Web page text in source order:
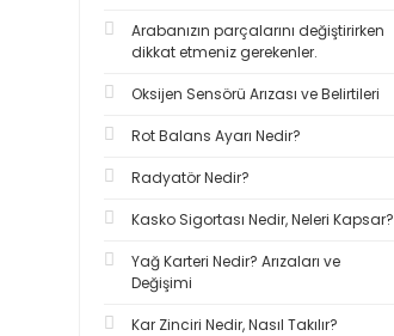
Arabanızın parçalarını değiştirirken
dikkat etmeniz gerekenler.
Oksijen Sensörü Arızası ve Belirtileri
Rot Balans Ayarı Nedir?
Radyatör Nedir?
Kasko Sigortası Nedir, Neleri Kapsar?
Yağ Karteri Nedir? Arızaları ve
Değişimi
Kar Zinciri Nedir, Nasıl Takılır?